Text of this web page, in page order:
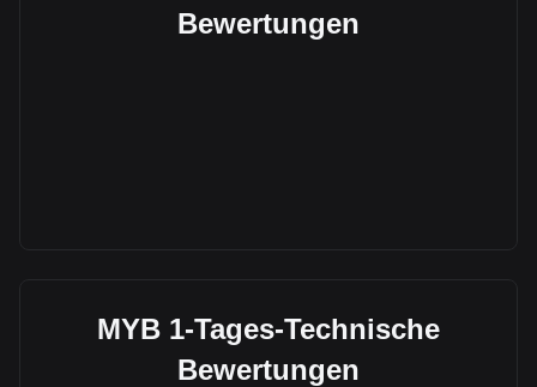
Bewertungen
MYB 1-Tages-Technische
Bewertungen